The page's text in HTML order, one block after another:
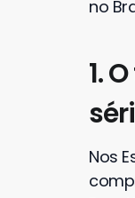
no
1.
Nos